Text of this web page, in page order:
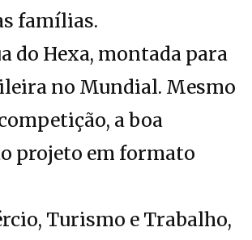
famílias.
do Hexa, montada para
no Mundial. Mesmo
a boa
projeto em formato
Turismo e Trabalho,